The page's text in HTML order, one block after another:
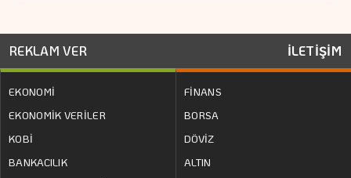
REKLAM VER İLETİŞİM
EKONOMİ
EKONOMİK VERİLER
KOBİ
BANKACILIK
FİNANS
BORSA
DÖVİZ
ALTIN